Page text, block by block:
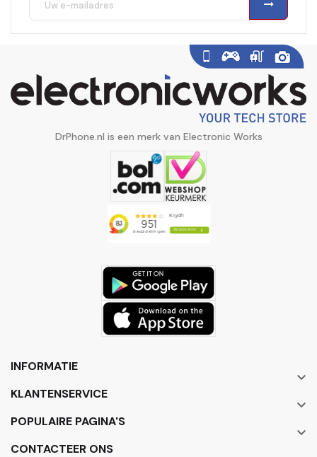
DrPhone.nl is een merk van Electronic Works
INFORMATIE

KLANTENSERVICE

POPULAIRE PAGINA'S

CONTACTEER ONS